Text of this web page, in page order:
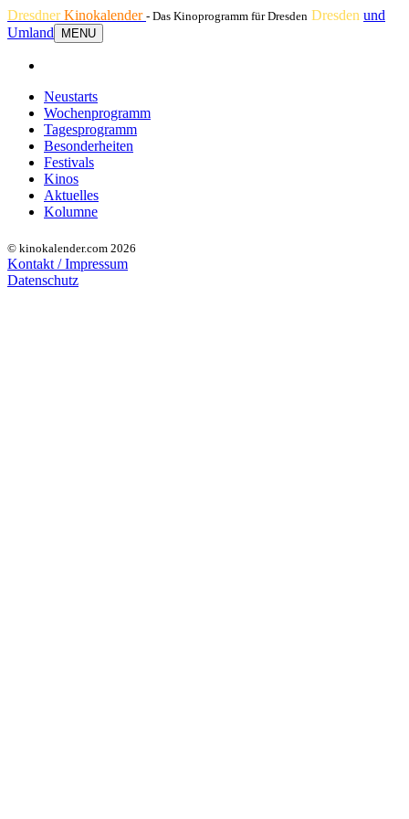
DresdnerKinokalender - Das Kinoprogramm für Dresden Dresden und
Umland
MENU
Neustarts
Wochenprogramm
Tagesprogramm
Besonderheiten
Festivals
Kinos
Aktuelles
Kolumne
© kinokalender.com 2026
Kontakt / Impressum
Datenschutz